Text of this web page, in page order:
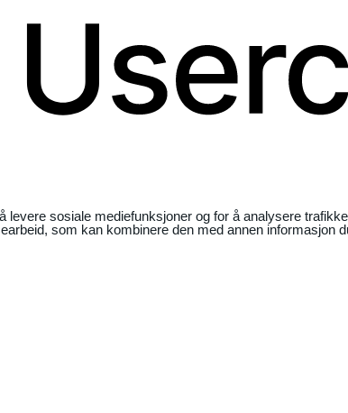
sosiale mediefunksjoner og for å analysere
som kan kombinere den med annen informasjon